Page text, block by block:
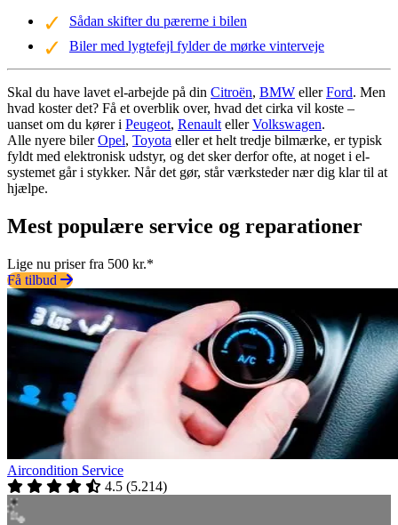
Sådan skifter du pærerne i bilen
Biler med lygtefejl fylder de mørke vinterveje
Skal du have lavet el-arbejde på din Citroën, BMW ellerFord. Men
hvad koster det? Få et overblik over, hvad det cirka vil koste –
uanset om du kører i Peugeot, Renault ellerVolkswagen.
Alle nyere bilerOpel, Toyota eller et helt tredje bilmærke, er typisk
fyldt med elektronisk udstyr, og det sker derfor ofte, at noget i el-
systemet går i stykker. Når det gør, står værksteder nær dig klar til at
hjælpe.
Mest populære service og reparationer
Lige nu priser fra 500 kr.*
Få tilbud
Aircondition Service
4.5 (5.214)